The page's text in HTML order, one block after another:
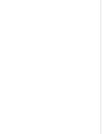
a
thinnerO
pode